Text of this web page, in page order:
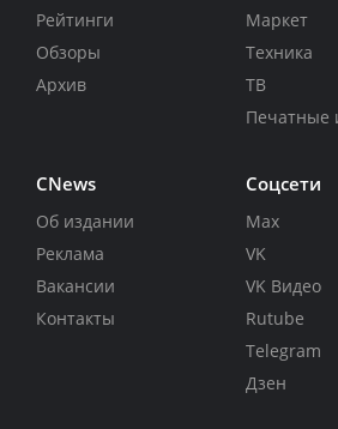
Рейтинги
Обзоры
Архив
Маркет
Техника
ТВ
Печатные
CNews
Об издании
Реклама
Вакансии
Контакты
Соцсети
Max
VK
VK Видео
Rutube
Telegram
Дзен